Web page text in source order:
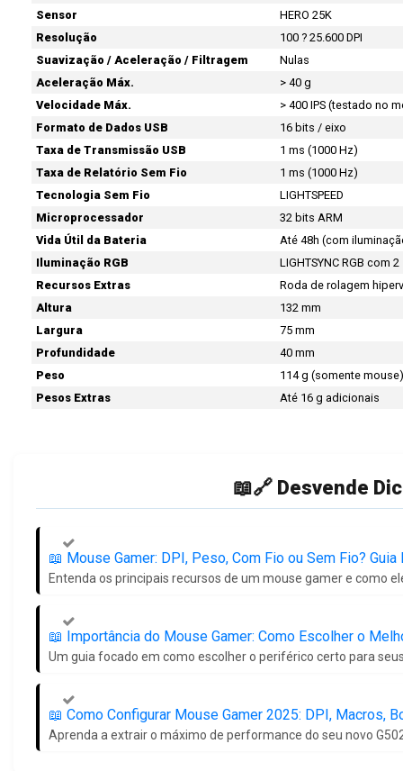
Sensor
HERO 25K
Resolução
100 ? 25.600 DPI
Suavização / Aceleração / Filtragem
Nulas
Aceleração Máx.
> 40 g
Velocidade Máx.
> 400 IPS (testado no
Formato de Dados USB
16 bits / eixo
Taxa de Transmissão USB
1 ms (1000 Hz)
Taxa de Relatório Sem Fio
1 ms (1000 Hz)
Tecnologia Sem Fio
LIGHTSPEED
Microprocessador
32 bits ARM
Vida Útil da Bateria
Até 48h (com
Iluminação RGB
LIGHTSYNC RGB com
Recursos Extras
Roda de rolagem
Altura
132 mm
Largura
75 mm
Profundidade
40 mm
Peso
114 g (somente mouse)
Pesos Extras
Até 16 g adicionais
📖🔗 Desvende
📖️ Mouse Gamer: DPI, Peso, Com Fio ou Sem Fio?
Entenda os principais recursos de um mouse gamer e como
📖️ Importância do Mouse Gamer: Como Escolher o
Um guia focado em como escolher o periférico certo para
📖️ Como Configurar Mouse Gamer 2025: DPI, Macros,
Aprenda a extrair o máximo de performance do seu novo